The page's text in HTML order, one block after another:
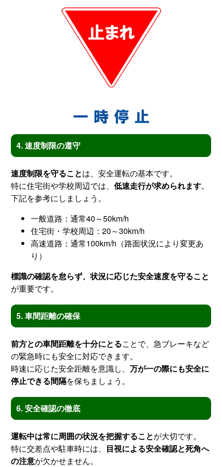
4. 速度制限の遵守
速度制限を守ることは、安全運転の基本です。
特に住宅街や学校周辺では、低速走行が求められます。
下記を参考にしましょう。
一般道路：通常40～50km/h
住宅街・学校周辺：20～30km/h
高速道路：通常100km/h（路面状況により変更あ
り）
標識の確認を怠らず、状況に応じた安全速度を守ること
が重要です。
5. 車間距離の確保
前方との車間距離を十分にとることで、急ブレーキなど
の緊急時にも安全に対応できます。
時速に応じた安全距離を意識し、万が一の際にも安全に
停止できる間隔を保ちましょう。
6. 安全確認の徹底
運転中は常に周囲の状況を把握することが大切です。
特に交差点や駐車時には、 目視による安全確認と死角へ
の注意が欠かせません。